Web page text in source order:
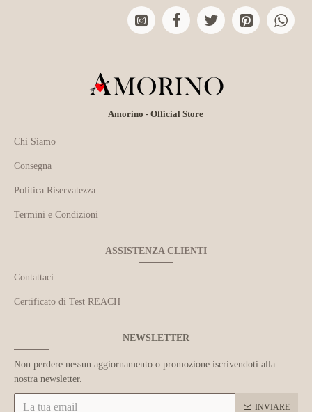
Amorino - Official Store
Chi Siamo
Consegna
Politica Riservatezza
Termini e Condizioni
ASSISTENZA CLIENTI
Contattaci
Certificato di Test REACH
NEWSLETTER
Non perdere nessun aggiornamento o promozione iscrivendoti alla
nostra newsletter.
INVIARE